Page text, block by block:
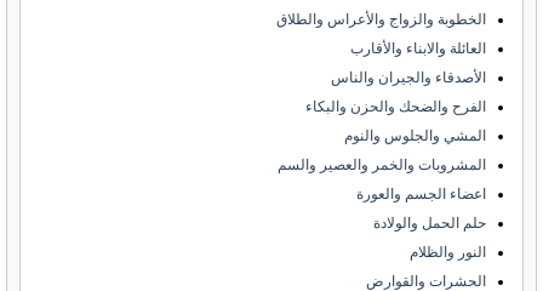
الخطوبة والزواج والأعراس والطلاق
العائلة والابناء والأقارب
الأصدقاء والجيران والناس
الفرح والضحك والحزن والبكاء
المشي والجلوس والنوم
المشروبات والخمر والعصير والسم
اعضاء الجسم والعورة
حلم الحمل والولادة
النور والظلام
الحشرات والقوارض